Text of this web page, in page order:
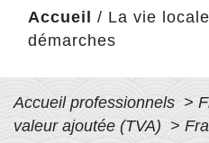
Accueil / La vie locale
démarches
Accueil professionnels >
valeur ajoutée (TVA) >